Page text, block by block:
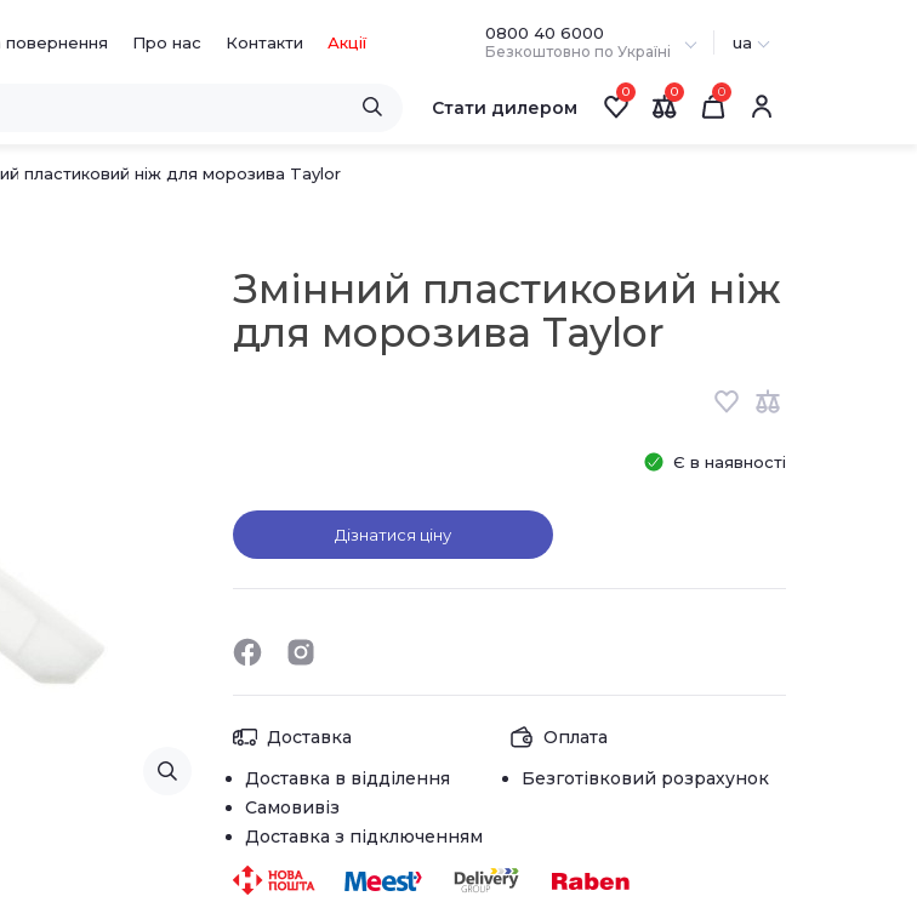
повернення Про нас Контакти Акції 0800 40 6000
Безкоштовно по Україні ua
Стати дилером
0 0
пластиковий ніж для морозива Taylor
Змінний пластиковий ніж
для морозива Taylor
Є в наявності
Дізнатися ціну
Доставка
Доставка в відділення
Самовивіз
Доставка з підключенням
Оплата
Безготівковий розрахунок